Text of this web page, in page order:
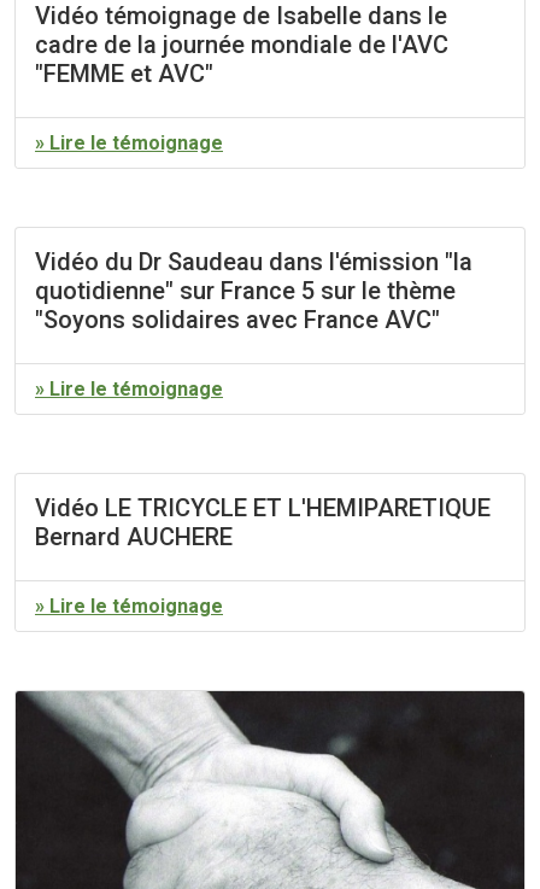
Vidéo témoignage de Isabelle dans le
cadre de la journée mondiale de l'AVC
"FEMME et AVC"
» Lire le témoignage
Vidéo du Dr Saudeau dans l'émission "la
quotidienne" sur France 5 sur le thème
"Soyons solidaires avec France AVC"
» Lire le témoignage
Vidéo LE TRICYCLE ET L'HEMIPARETIQUE
Bernard AUCHERE
» Lire le témoignage